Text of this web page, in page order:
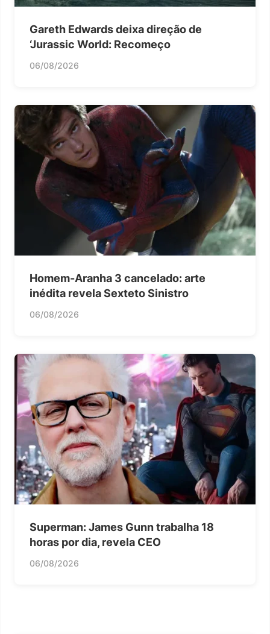
Gareth Edwards deixa direção de
‘Jurassic World: Recomeço
06/08/2026
Homem-Aranha 3 cancelado: arte
inédita revela Sexteto Sinistro
06/08/2026
Superman: James Gunn trabalha 18
horas por dia, revela CEO
06/08/2026